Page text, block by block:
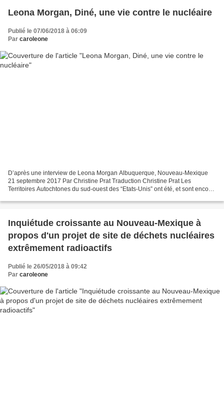
Leona Morgan, Diné, une vie contre le nucléaire
Publié le 07/06/2018 à 06:09
Par caroleone
D’après une interview de Leona Morgan Albuquerque, Nouveau-Mexique
21 septembre 2017 Par Christine Prat Traduction Christine Prat Les
Territoires Autochtones du sud-ouest des “Etats-Unis” ont été, et sont encore,
Inquiétude croissante au Nouveau-Mexique à
propos d'un projet de site de déchets nucléaires
extrêmement radioactifs
Publié le 26/05/2018 à 09:42
Par caroleone